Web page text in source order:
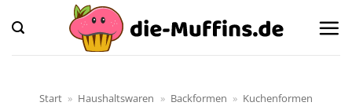
Inhalt
springen
Start » Haushaltswaren » Backformen » Kuchenformen